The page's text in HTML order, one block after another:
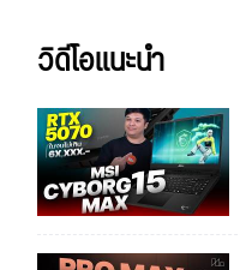
วิดีโอแนะนำ